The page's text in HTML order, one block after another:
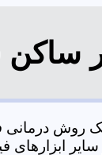
ساکن
یک روش
فیزیک درمانی می